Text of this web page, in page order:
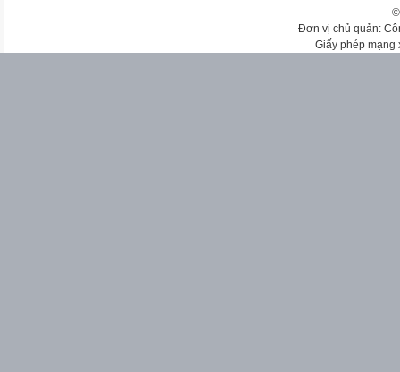
Đơn vị chủ quản:
Giấy phép mạng